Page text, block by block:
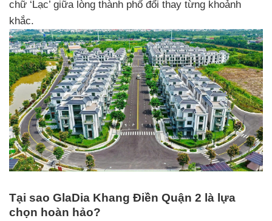
chữ ‘Lạc’ giữa lòng thành phố đổi thay từng khoảnh
khắc.
Tại sao GlaDia Khang Điền Quận 2 là lựa
chọn hoàn hảo?